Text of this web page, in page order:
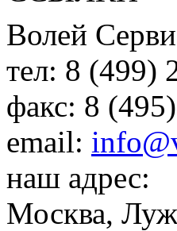
Волей
тел: 8 (499)
факс: 8
email:
наш адрес:
Москва,